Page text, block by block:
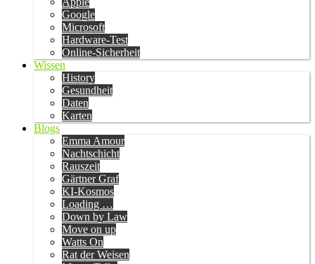
Google
Microsoft
Hardware-Test
Online-Sicherheit
Wissen
History
Gesundheit
Daten
Karten
Blogs
Emma Amour
Nachtschicht
Rauszeit
Gärtner Graf
KI-Kosmos
Loading …
Down by Law
Move on up
Watts On
Rat der Weisen